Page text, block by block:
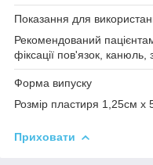
Показання для
Рекомендований
фіксації пов'язок, канюль,
Форма випуску
Розмір пластиря 1,25см х
Приховати